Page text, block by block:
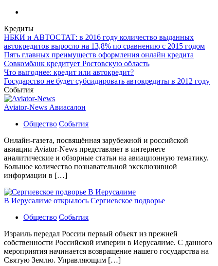
Кредиты
НБКИ и АВТОСТАТ: в 2016 году количество выданных
автокредитов выросло на 13,8% по сравнению с 2015 годом
Пять главных преимуществ оформления онлайн кредита
Совкомбанк кредитует Ростовскую область
Что выгоднее: кредит или автокредит?
Государство не будет субсидировать автокредиты в 2012 году
События
Aviator-News Авиасалон
Общество События
Онлайн-газета, посвящённая зарубежной и российской
авиации Aviator-News представляет в интернете
аналитические и обзорные статьи на авиационную тематику.
Большое количество познавательной эксклюзивной
информации в […]
В Иерусалиме открылось Сергиевское подворье
Общество События
Израиль передал России первый объект из прежней
собственности Российской империи в Иерусалиме. С данного
мероприятия начинается возвращение нашего государства на
Святую Землю. Управляющим […]